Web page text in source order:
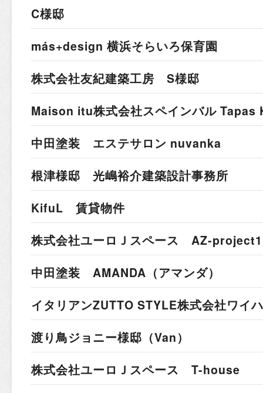
C様邸
más+design 横浜そらいろ保育園
株式会社友紀建築工房 S様邸
Maison itu株式会社スペインバル
中田塗装 エステサロン nuvanka
根津様邸 光嶋裕介建築設計事務所
KifuL 賃貸物件
株式会社ユーロＪスペース AZ-project1
中田塗装 AMANDA（アマンダ）
イタリアンZUTTO STYLE株式会社ワイ
渡り鳥ジョニー様邸（Van）
株式会社ユーロＪスペース T-house